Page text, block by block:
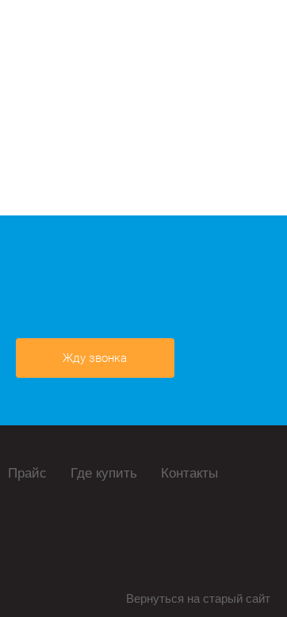
Жду звонка
Прайс Где купить Контакты
Вернуться на старый сайт